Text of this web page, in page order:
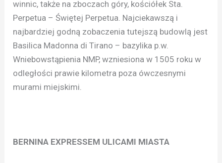
winnic, także na zboczach góry, kościółek Sta.
Perpetua – Świętej Perpetua. Najciekawszą i
najbardziej godną zobaczenia tutejszą budowlą jest
Basilica Madonna di Tirano – bazylika p.w.
Wniebowstąpienia NMP, wzniesiona w 1505 roku w
odległości prawie kilometra poza ówczesnymi
murami miejskimi.
BERNINA EXPRESSEM ULICAMI MIASTA